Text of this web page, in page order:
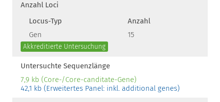
Anzahl Loci
Locus-Typ
Anzahl
Gen
15
Akkreditierte Untersuchung
Untersuchte Sequenzlänge
7,9 kb (Core-/Core-canditate-Gene)
42,1 kb (Erweitertes Panel: inkl. additional genes)